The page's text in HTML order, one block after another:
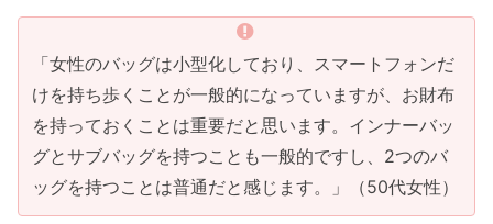
「女性のバッグは小型化しており、スマートフォンだ
けを持ち歩くことが一般的になっていますが、お財布
を持っておくことは重要だと思います。インナーバッ
グとサブバッグを持つことも一般的ですし、2つのバ
ッグを持つことは普通だと感じます。」（50代女性）